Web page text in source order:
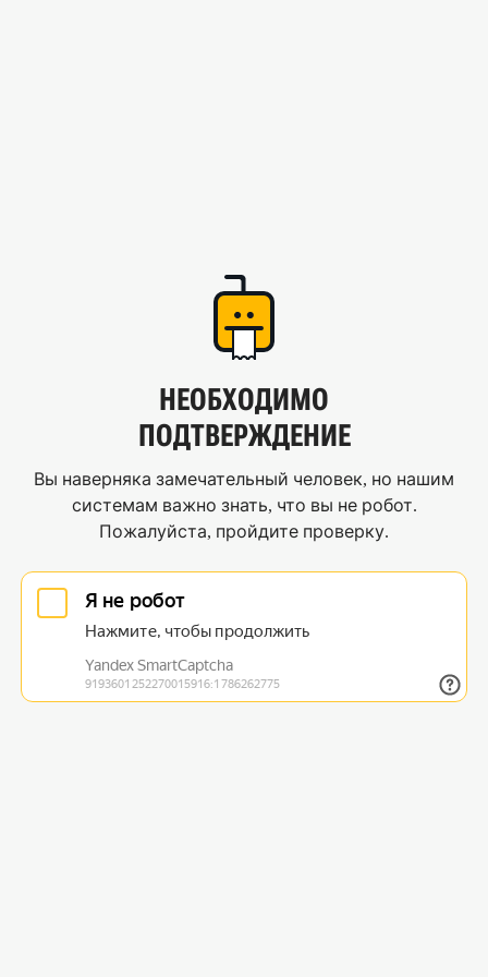
НЕОБХОДИМО
ПОДТВЕРЖДЕНИЕ
Вы наверняка замечательный человек, но нашим
системам важно знать, что вы не робот.
Пожалуйста, пройдите проверку.